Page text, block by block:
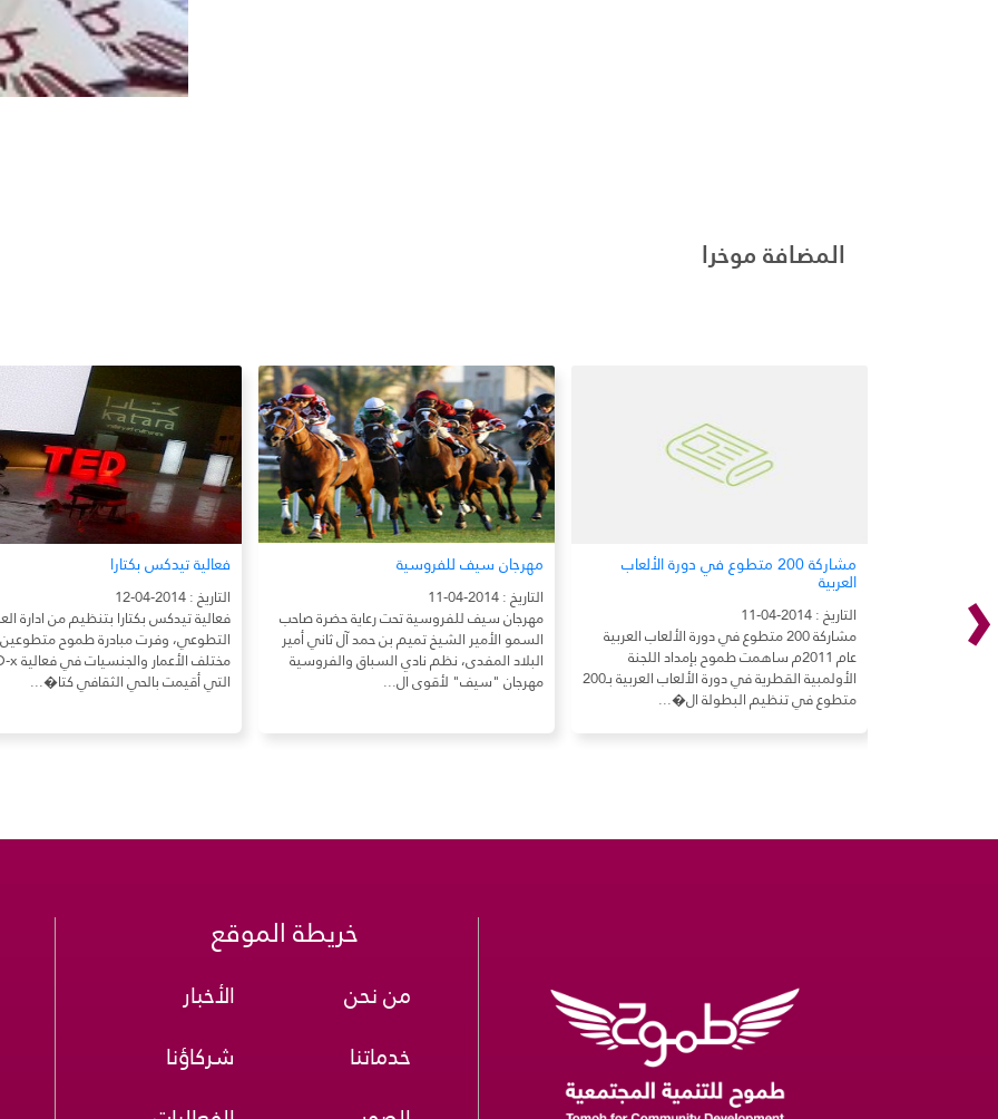
المضافة موخرا
دورة الألعاب العربية
مهرجان سيف للفروسية
التاريخ : 2014-04-11
مهرجان سيف للفروسية تحت رعاية حضرة صاحب
السمو الأمير الشيخ تميم بن حمد آل ثاني أمير
البلاد المفدى، نظم نادي السباق والفروسية
مهرجان "سيف" لأقوى ال...
فعالية تيدكس بكتارا
التاريخ : 2014-04-12
فعالية تيدكس بكتارا بتنظيم من ادارة العمل
التطوعي، وفرت مبادرة طموح متطوعين من
مختلف الأعمار والجنسيات في فعالية TED-x
التي أقيمت بالحي الثقافي كتا�...
المخيم الصحي الأول للوقاية
السكري
التاريخ : 2014-04-12
المخيم الصحي الأول للوقاية من
نظمت مبادرة طموح للعمل
صحيًا للوقاية من مرض السكري
مركز شباب برزان في شهر م�...
‹
خريطة الموقع
من نحن
خدماتنا
الأخبار
شركاؤنا